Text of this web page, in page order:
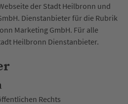
der Stadt Heilbronn und
Dienstanbieter für die Rubrik
Marketing GmbH. Für alle
Heilbronn Dienstanbieter.
Rechts